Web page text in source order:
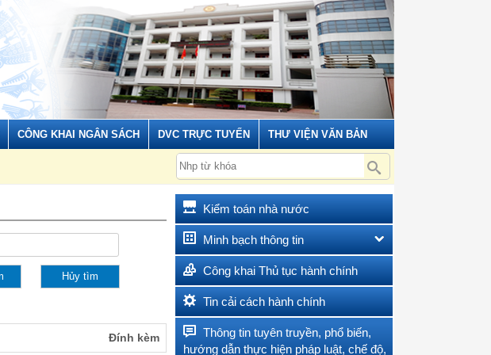
CÔNG KHAI NGÂN SÁCH DVC TRỰC TUYẾN THƯ VIỆN VĂN BẢN
Đính kèm
Kiểm toán nhà nước
Minh bạch thông tin
Công khai Thủ tục hành chính
Tin cải cách hành chính
Thông tin tuyên truyền, phổ biến,
hướng dẫn thực hiện pháp luật, chế độ,